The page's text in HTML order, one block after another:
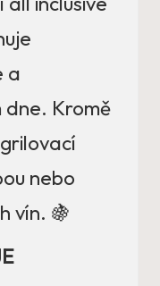
a
dne. Kromě
nebo
vín. 🍇